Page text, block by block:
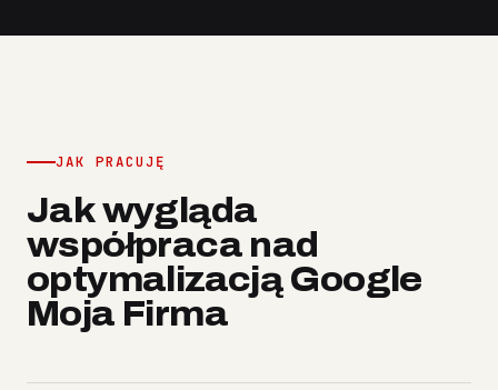
JAK PRACUJĘ
Jak wygląda
współpraca nad
optymalizacją Google
Moja Firma